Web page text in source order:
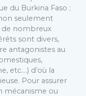
du Burkina Faso ;
seulement
de nombreux
sont divers,
antagonistes au
etc.…) d’où la
Pour assurer
mécanisme ou